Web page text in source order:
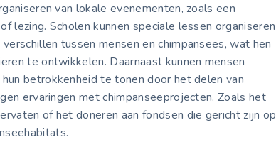
van lokale evenementen, zoals een
lezing. Scholen kunnen speciale lessen organiseren
tussen mensen en chimpansees, wat hen
te ontwikkelen. Daarnaast kunnen mensen
betrokkenheid te tonen door het delen van
ervaringen met chimpanseeprojecten. Zoals het
of het doneren aan fondsen die gericht zijn op